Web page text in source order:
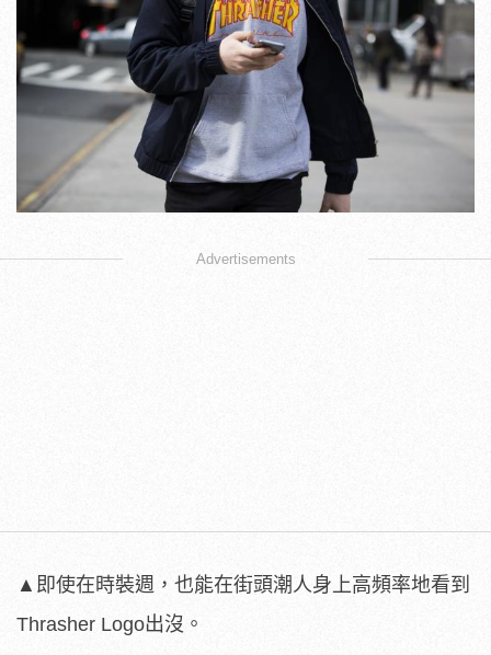
Advertisements
▲即使在時裝週，也能在街頭潮人身上高頻率地看到
Thrasher Logo出沒。